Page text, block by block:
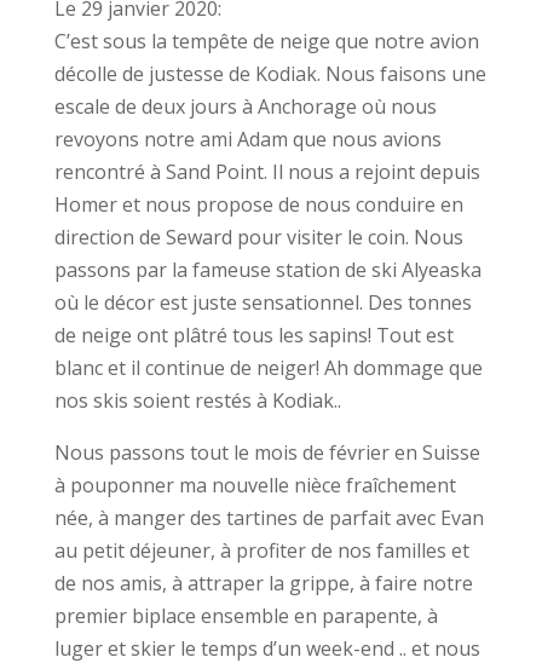
Le 29 janvier 2020:
C’est sous la tempête de neige que notre avion
décolle de justesse de Kodiak. Nous faisons une
escale de deux jours à Anchorage où nous
revoyons notre ami Adam que nous avions
rencontré à Sand Point. Il nous a rejoint depuis
Homer et nous propose de nous conduire en
direction de Seward pour visiter le coin. Nous
passons par la fameuse station de ski Alyeaska
où le décor est juste sensationnel. Des tonnes
de neige ont plâtré tous les sapins! Tout est
blanc et il continue de neiger! Ah dommage que
nos skis soient restés à Kodiak..
Nous passons tout le mois de février en Suisse
à pouponner ma nouvelle nièce fraîchement
née, à manger des tartines de parfait avec Evan
au petit déjeuner, à profiter de nos familles et
de nos amis, à attraper la grippe, à faire notre
premier biplace ensemble en parapente, à
luger et skier le temps d’un week-end .. et nous